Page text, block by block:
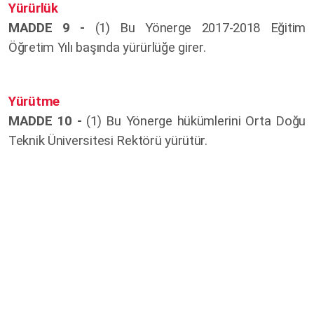
Yürürlük
MADDE 9 - (1) Bu Yönerge 2017-2018 Eğitim
Öğretim Yılı başında yürürlüğe girer.
Yürütme
MADDE 10 - (1) Bu Yönerge hükümlerini Orta Doğu
Teknik Üniversitesi Rektörü yürütür.